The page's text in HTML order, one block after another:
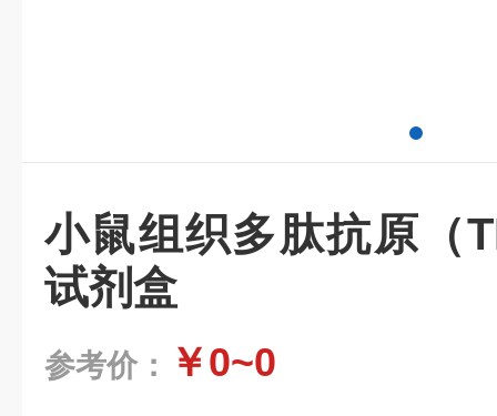
小鼠组织多肽抗原（
试剂盒
参考价： ￥0~0